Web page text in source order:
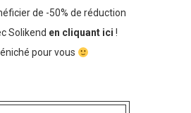
de -50% de réduction
Solikend en cliquant ici !
pour vous